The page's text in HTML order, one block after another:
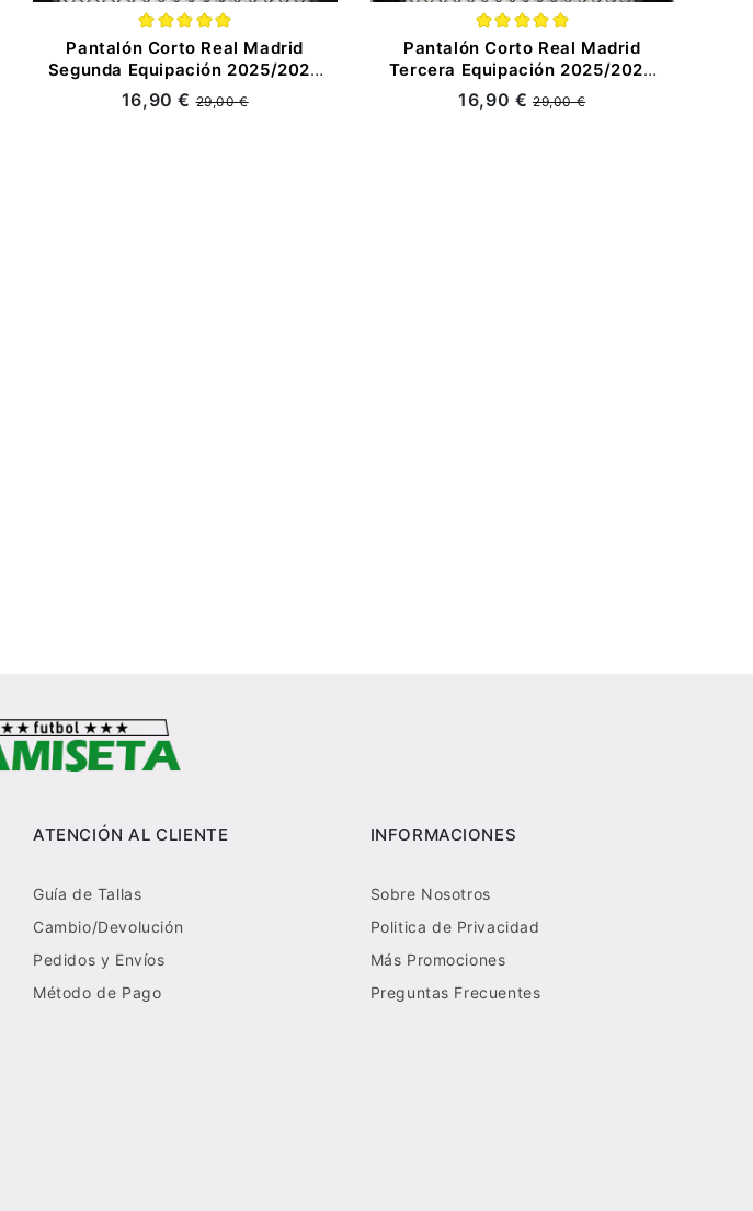
Pantalón Corto Real Madrid
Segunda Equipación 2025/2026
Azul Marino (EDICIÓN
JUGADOR)
16,90 €29,00 €
Pantalón Corto Real Madrid
Tercera Equipación 2025/2026
Azul (EDICIÓN JUGADOR)
16,90 €29,00 €
ATENCIÓN AL CLIENTE
Guía de Tallas
Cambio/Devolución
Pedidos y Envíos
Método de Pago
INFORMACIONES
Sobre Nosotros
Politica de Privacidad
Más Promociones
Preguntas Frecuentes